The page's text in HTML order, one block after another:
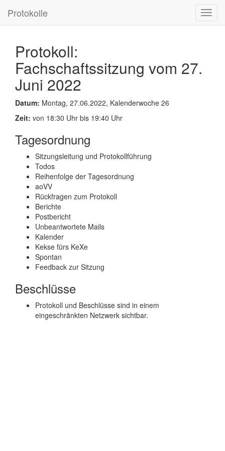
Protokolle
Protokoll:
Fachschaftssitzung vom 27.
Juni 2022
Datum: Montag, 27.06.2022, Kalenderwoche 26
Zeit: von 18:30 Uhr bis 19:40 Uhr
Tagesordnung
Sitzungsleitung und Protokollführung
Todos
Reihenfolge der Tagesordnung
aoVV
Rückfragen zum Protokoll
Berichte
Postbericht
Unbeantwortete Mails
Kalender
Kekse fürs KeXe
Spontan
Feedback zur Sitzung
Beschlüsse
Protokoll und Beschlüsse sind in einem
eingeschränkten Netzwerk sichtbar.